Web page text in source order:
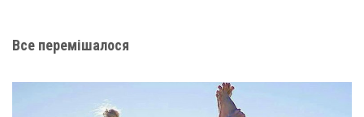
Все перемішалося